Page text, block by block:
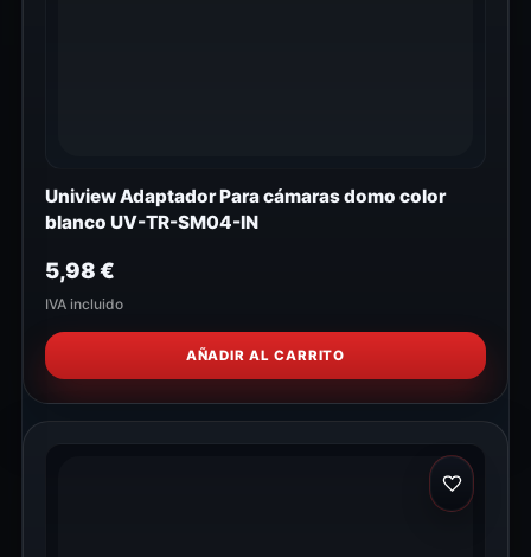
Uniview Adaptador Para cámaras domo color
blanco UV-TR-SM04-IN
5,98€
IVA incluido
AÑADIR AL CARRITO